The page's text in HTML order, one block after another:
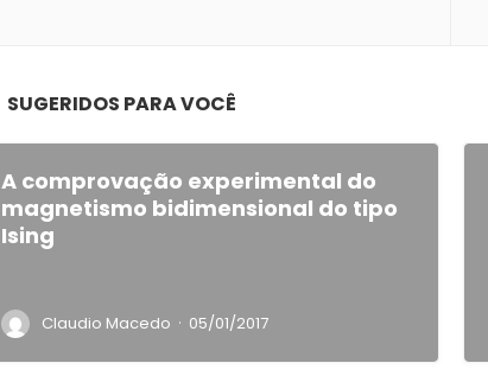
SUGERIDOS PARA VOCÊ
A comprovação experimental do
magnetismo bidimensional do tipo
Ising
Claudio Macedo · 05/01/2017